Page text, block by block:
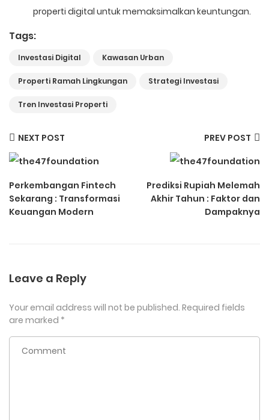
properti digital untuk memaksimalkan keuntungan.
Tags:
Investasi Digital Kawasan Urban
Properti Ramah Lingkungan Strategi Investasi
Tren Investasi Properti
NEXT POST
Perkembangan Fintech
Sekarang : Transformasi
Keuangan Modern
PREV POST
Prediksi Rupiah Melemah
Akhir Tahun : Faktor dan
Dampaknya
Leave a Reply
Your email address will not be published. Required fields
are marked *